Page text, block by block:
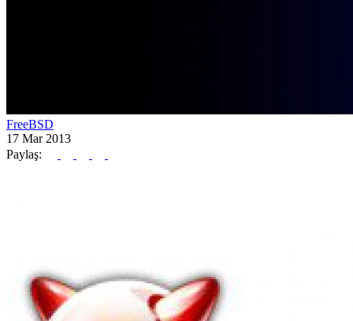
FreeBSD
17 Mar 2013
Paylaş: